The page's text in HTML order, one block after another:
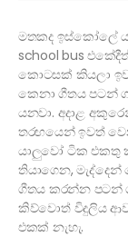
මතකද ඉස්කෝලේ
school bus
කොටසක් කියලා
කෙනා ගීතය පටන්
යනවා. අදාළ
තරඟයෙන් ඉවත්
යාලුවෝ ටික එකතු
තියාගෙන,
ගීතය කරන්න පටන්
කිව්වොත් විදුලිය
එකක් නැහැ.